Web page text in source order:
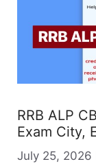
RRB ALP
Exam City,
July 25, 2026